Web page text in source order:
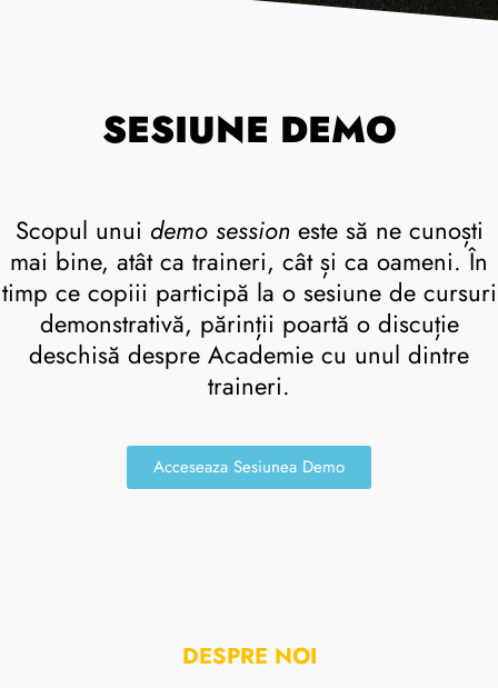
SESIUNE DEMO
Scopul unui demo sessioneste să ne cunoști
mai bine, atât ca traineri, cât și ca oameni. În
timp ce copiii participă la o sesiune de cursuri
demonstrativă, părinții poartă o discuție
deschisă despre Academie cu unul dintre
traineri.
Acceseaza Sesiunea Demo
DESPRE NOI